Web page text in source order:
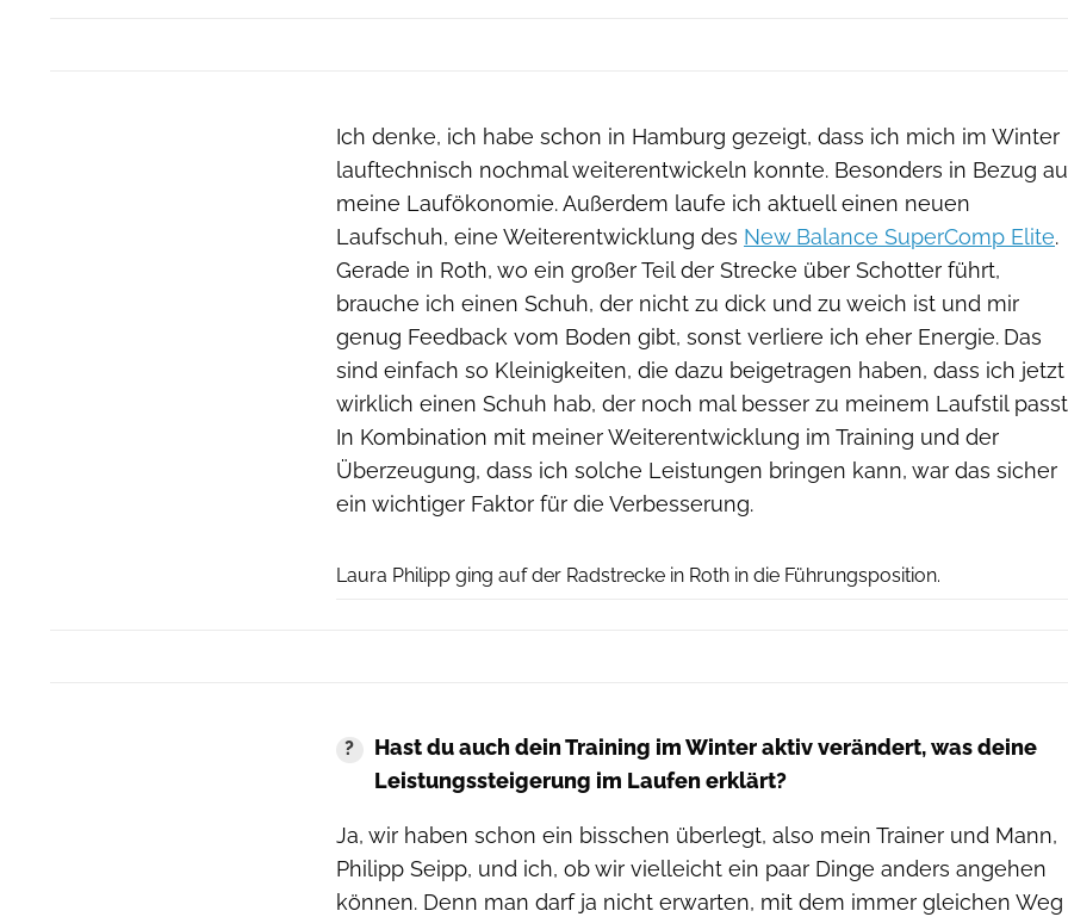
Ich denke, ich habe schon in Hamburg gezeigt, dass ich mich im Winter
lauftechnisch nochmal weiterentwickeln konnte. Besonders in Bezug
meine Laufökonomie. Außerdem laufe ich aktuell einen neuen
Laufschuh, eine Weiterentwicklung des New Balance SuperComp Elite.
Gerade in Roth, wo ein großer Teil der Strecke über Schotter führt,
brauche ich einen Schuh, der nicht zu dick und zu weich ist und mir
genug Feedback vom Boden gibt, sonst verliere ich eher Energie. Das
sind einfach so Kleinigkeiten, die dazu beigetragen haben, dass ich jetzt
wirklich einen Schuh hab, der noch mal besser zu meinem Laufstil
In Kombination mit meiner Weiterentwicklung im Training und der
Überzeugung, dass ich solche Leistungen bringen kann, war das sicher
ein wichtiger Faktor für die Verbesserung.
Laura Philipp ging auf der Radstrecke in Roth in die Führungsposition.
Hast du auch dein Training im Winter aktiv verändert, was deine
Leistungssteigerung im Laufen erklärt?
Ja, wir haben schon ein bisschen überlegt, also mein Trainer und Mann,
Philipp Seipp, und ich, ob wir vielleicht ein paar Dinge anders angehen
können. Denn man darf ja nicht erwarten, mit dem immer gleichen Weg